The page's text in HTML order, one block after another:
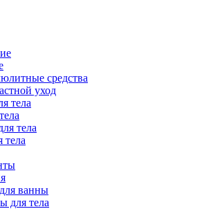
средства
уход
тела
тела
тела
ванны
для тела